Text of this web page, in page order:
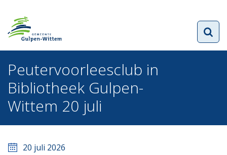
Peutervoorleesclub in
Bibliotheek Gulpen-
Wittem 20 juli
20 juli 2026